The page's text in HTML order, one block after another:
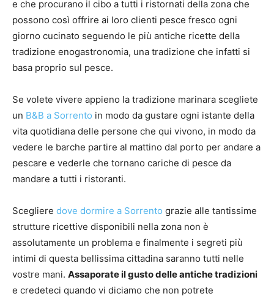
e che procurano il cibo a tutti i ristornati della zona che
possono così offrire ai loro clienti pesce fresco ogni
giorno cucinato seguendo le più antiche ricette della
tradizione enogastronomia, una tradizione che infatti si
basa proprio sul pesce.
Se volete vivere appieno la tradizione marinara scegliete
un B&B a Sorrento in modo da gustare ogni istante della
vita quotidiana delle persone che qui vivono, in modo da
vedere le barche partire al mattino dal porto per andare a
pescare e vederle che tornano cariche di pesce da
mandare a tutti i ristoranti.
Scegliere dove dormire a Sorrento grazie alle tantissime
strutture ricettive disponibili nella zona non è
assolutamente un problema e finalmente i segreti più
intimi di questa bellissima cittadina saranno tutti nelle
vostre mani. Assaporate il gusto delle antiche tradizioni
e credeteci quando vi diciamo che non potrete